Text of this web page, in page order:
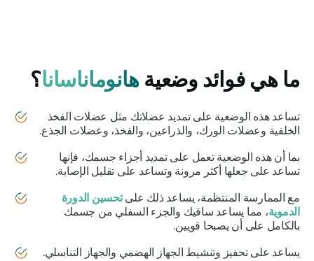
ما هي فوائد وضعيةهانوماناسانا؟
تساعد هذه الوضعية على تمديد عضلاتك مثل عضلات الفخذ
الخلفية وعضلات الورك، والذراعين، والفخذ، وعضلات الجذع.
بما أن هذه الوضعية تعمل على تمديد أجزاء جسمك، فإنها
تساعد على جعلها أكثر مرونة وتساعد على تقليل الإصابة.
مع الممارسة المنتظمة، يساعد ذلك على تحسين الدورة
الدموية، مما يساعد ساقيك والجزء السفلي من جسمك
بالكامل على أن يصبحا قويين.
يساعد على تحفيز وتنشيط الجهاز الهضمي والجهاز التناسلي.